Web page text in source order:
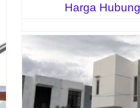
Harga